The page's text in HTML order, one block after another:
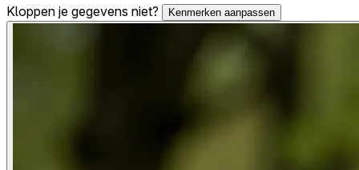
Kloppen je gegevens niet?
Kenmerken aanpassen